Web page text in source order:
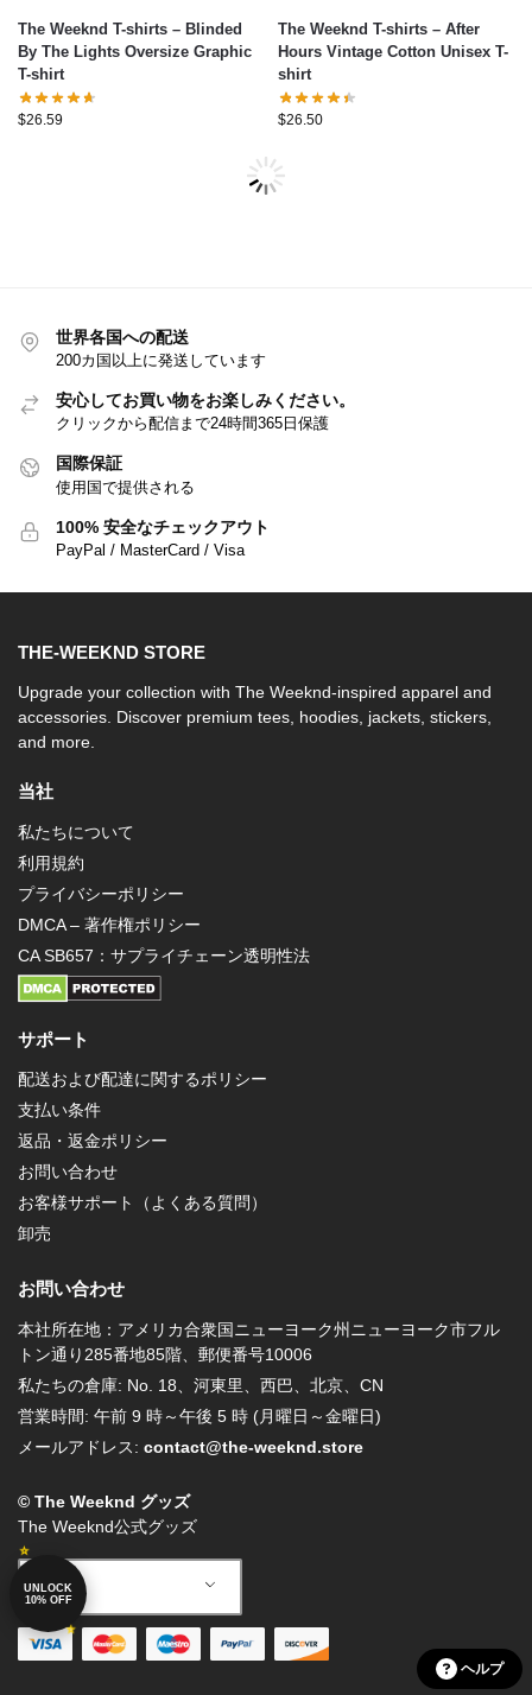
The Weeknd T-shirts – Blinded
By The Lights Oversize Graphic
T-shirt
$26.59
The Weeknd T-shirts – After
Hours Vintage Cotton Unisex T-
shirt
$26.50
世界各国への配送
200カ国以上に発送しています
安心してお買い物をお楽しみください。
クリックから配信まで24時間365日保護
国際保証
使用国で提供される
100% 安全なチェックアウト
PayPal / MasterCard / Visa
THE-WEEKND STORE
Upgrade your collection with The Weeknd-inspired apparel and
accessories. Discover premium tees, hoodies, jackets, stickers,
and more.
当社
私たちについて
利用規約
プライバシーポリシー
DMCA – 著作権ポリシー
CA SB657：サプライチェーン透明性法
サポート
配送および配達に関するポリシー
支払い条件
返品・返金ポリシー
お問い合わせ
お客様サポート（よくある質問）
卸売
お問い合わせ
本社所在地：アメリカ合衆国ニューヨーク州ニューヨーク市フル
トン通り285番地85階、郵便番号10006
私たちの倉庫: No. 18、河東里、西巴、北京、CN
営業時間: 午前 9 時～午後 5 時 (月曜日～金曜日)
メールアドレス: contact@the-weeknd.store
© The Weeknd グッズ
The Weeknd公式グッズ
Japanese
UNLOCK
10% OFF
ヘルプ